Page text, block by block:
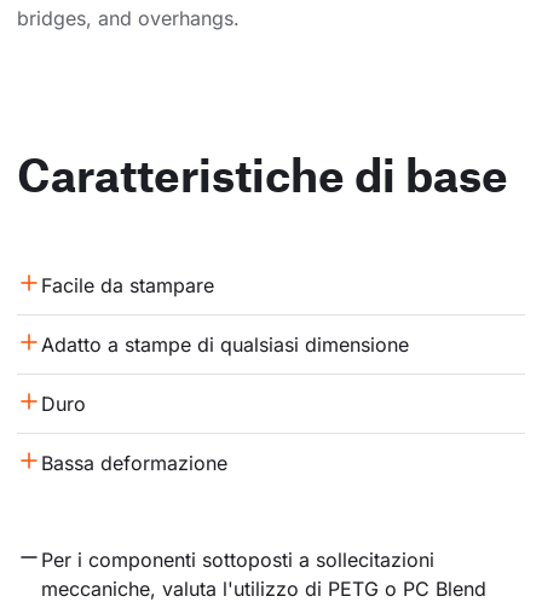
bridges, and overhangs.
Caratteristiche di base
Facile da stampare
Adatto a stampe di qualsiasi dimensione
Duro
Bassa deformazione
Per i componenti sottoposti a sollecitazioni
meccaniche, valuta l'utilizzo di PETG o PC Blend